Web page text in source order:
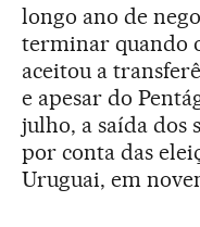
longo ano de
terminar quando
aceitou a
e apesar do
julho, a saída dos
por conta das
Uruguai, em